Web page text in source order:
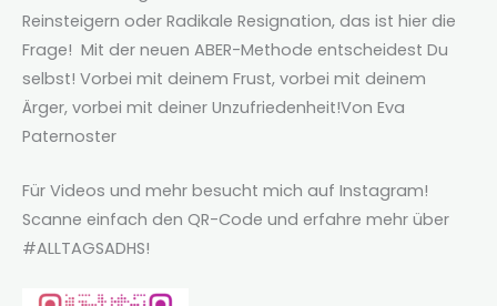
Reinsteigern oder Radikale Resignation, das ist hier die
Frage! Mit der neuen ABER-Methode entscheidest Du
selbst! Vorbei mit deinem Frust, vorbei mit deinem
Ärger, vorbei mit deiner Unzufriedenheit!Von Eva
Paternoster
Für Videos und mehr besucht mich auf Instagram!
Scanne einfach den QR-Code und erfahre mehr über
#ALLTAGSADHS!